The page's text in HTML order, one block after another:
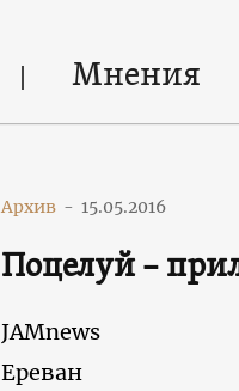
Мнения
Архив - 15.05.2016
Поцелуй –
JAMnews
Ереван